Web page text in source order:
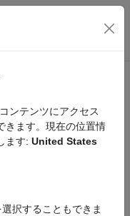
ーション メ
ンテンツにアクセス
きます。現在の位置情
ます: United States
択することもできま